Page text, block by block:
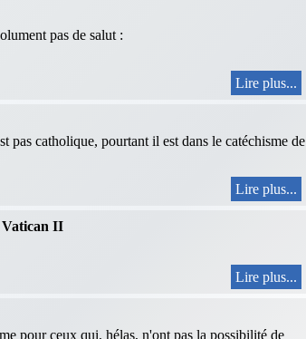
pas de salut :
Lire plus...
pas catholique, pourtant il est dans le catéchisme de
Lire plus...
Vatican II
Lire plus...
pour ceux qui, hélas, n'ont pas la possibilité de